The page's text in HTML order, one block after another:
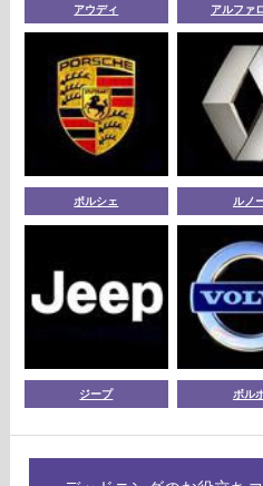
アウディ アルファ
ポルシェ ルノ
ジープ ボル